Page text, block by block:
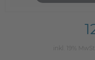
inkl. 19%